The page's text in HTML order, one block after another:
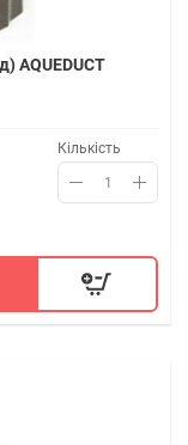
AQUEDUCT
Кількість